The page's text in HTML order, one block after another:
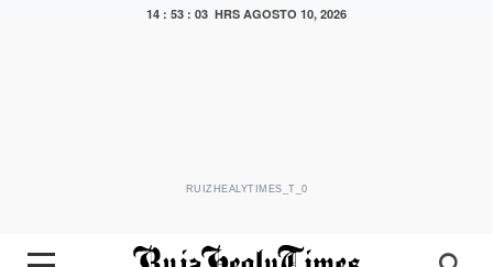
14 : 53 : 04 HRS AGOSTO 10, 2026
RUIZHEALYTIMES_T_0